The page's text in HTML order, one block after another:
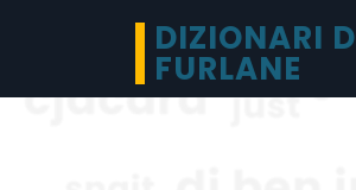
DIZIONARI
FURLANE